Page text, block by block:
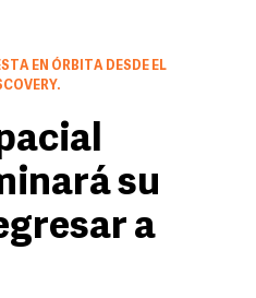
EN ÓRBITA DESDE EL
su
a